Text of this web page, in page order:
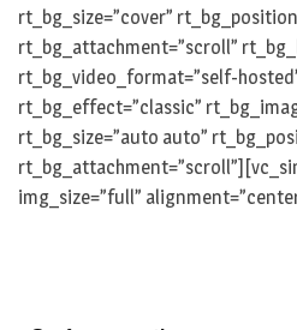
rt_bg_size=”cover”
rt_bg_attachment=”scroll”
rt_bg_video_format=”self-
rt_bg_effect=”classic”
rt_bg_size=”auto auto”
img_size=”full”